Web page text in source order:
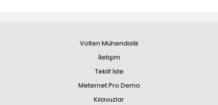
Volten Mühendislik
İletişim
Teklif İste
Meternet Pro Demo
Kılavuzlar